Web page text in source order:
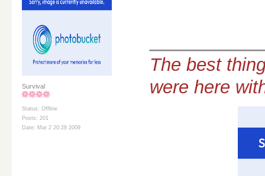
Survival
Status: Offline
Posts: 201
Date: Mar 2 20:28 2009
The best
were here